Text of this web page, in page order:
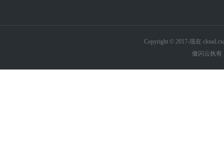
Copyright © 2017-现在
傲闪云执有